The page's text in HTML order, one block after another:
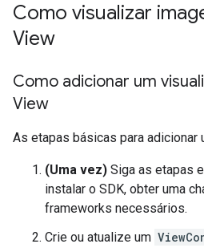
Como visualizar
View
Como adicionar um
View
As etapas básicas para adicionar
(Uma vez) Siga as etapas
instalar o SDK, obter uma
frameworks necessários.
Crie ou atualize um